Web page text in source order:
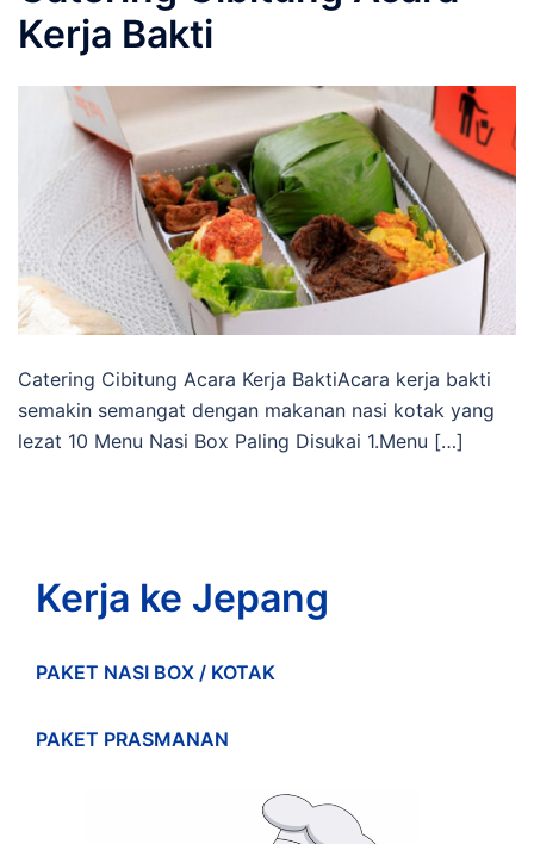
Kerja Bakti
Catering Cibitung Acara Kerja BaktiAcara kerja bakti
semakin semangat dengan makanan nasi kotak yang
lezat 10 Menu Nasi Box Paling Disukai 1.Menu […]
Kerja ke Jepang
PAKET NASI BOX / KOTAK
PAKET PRASMANAN